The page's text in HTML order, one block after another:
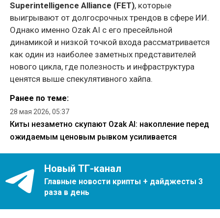
Superintelligence Alliance (FET), которые
выигрывают от долгосрочных трендов в сфере ИИ.
Однако именно Ozak AI с его пресейльной
динамикой и низкой точкой входа рассматривается
как один из наиболее заметных представителей
нового цикла, где полезность и инфраструктура
ценятся выше спекулятивного хайпа.
Ранее по теме:
28 мая 2026, 05:37
Киты незаметно скупают Ozak AI: накопление перед
ожидаемым ценовым рывком усиливается
Новый ТГ-канал
Главные новости крипты + дайджесты 3
раза в день